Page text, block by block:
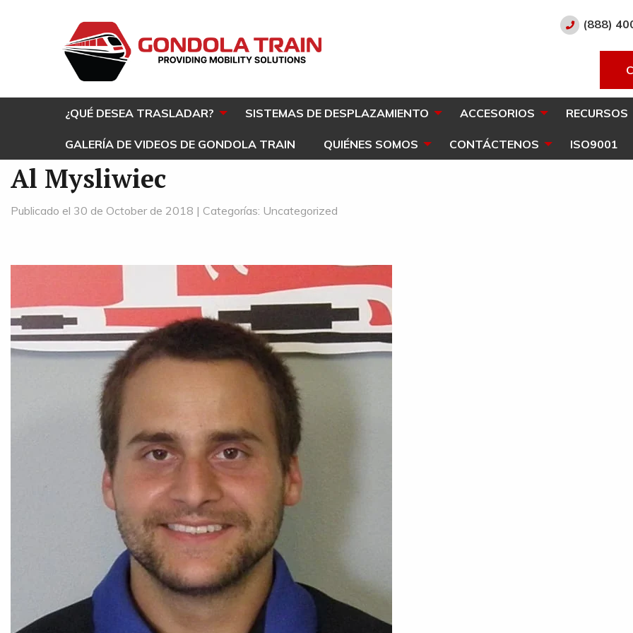
(888)
¿QUÉ DESEA TRASLADAR? SISTEMAS DE DESPLAZAMIENTO ACCESORIOS RECURSOS
GALERÍA DE VIDEOS DE GONDOLA TRAIN QUIÉNES SOMOS CONTÁCTENOS ISO9001
Al Mysliwiec
Publicado el 30 de October de 2018 | Categorías: Uncategorized